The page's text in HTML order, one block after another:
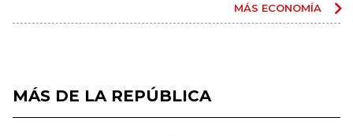
MÁS ECONOMÍA
MÁS DE LA REPÚBLICA